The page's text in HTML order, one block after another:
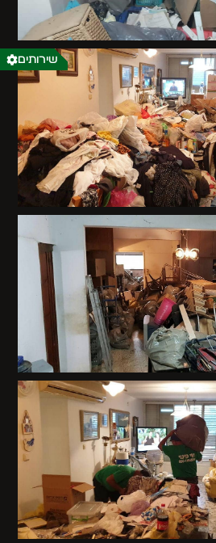
שירותים